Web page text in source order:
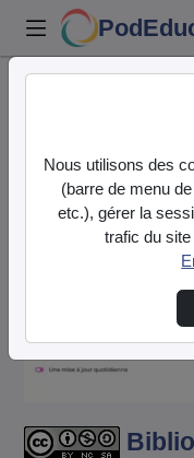
Nous utilisons des
(barre de menu
etc.), gérer la
trafic du